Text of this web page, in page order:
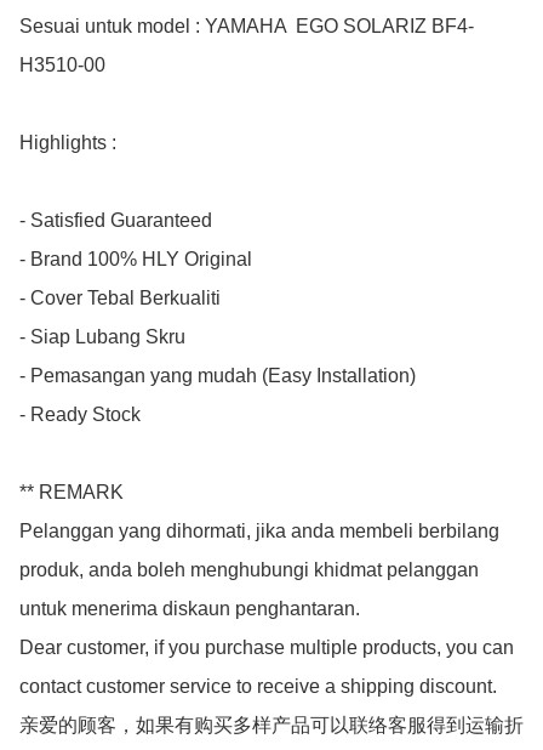
Sesuai untuk model : YAMAHA  EGO SOLARIZ BF4-
H3510-00
Highlights :
- Satisfied Guaranteed
- Brand 100% HLY Original
- Cover Tebal Berkualiti
- Siap Lubang Skru
- Pemasangan yang mudah (Easy Installation)
- Ready Stock
** REMARK
Pelanggan yang dihormati, jika anda membeli berbilang
produk, anda boleh menghubungi khidmat pelanggan
untuk menerima diskaun penghantaran.
Dear customer, if you purchase multiple products, you can
contact customer service to receive a shipping discount.
亲爱的顾客，如果有购买多样产品可以联络客服得到运输折